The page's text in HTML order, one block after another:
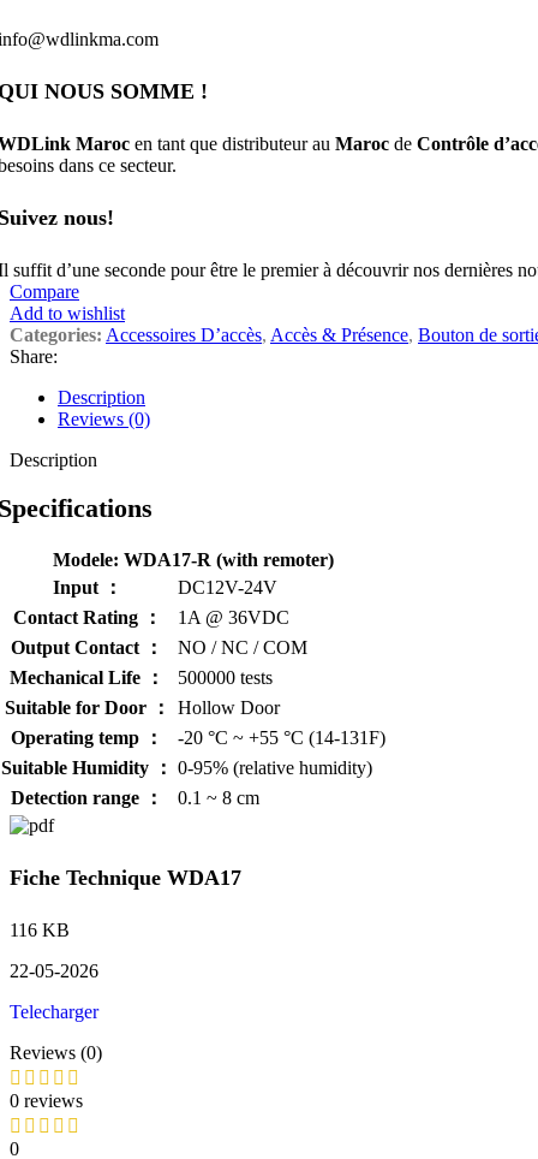
NOUS SOMME !
Maroc en tant que distributeur au Maroc de Contrôle
dans ce secteur.
nous!
suffit d’une seconde pour être le premier à découvrir nos dernières
Compare
Add to wishlist
Categories: Accessoires D’accès, Accès & Présence, Bouton de
Share:
Description
Reviews (0)
Description
Modele: WDA17-R (with remoter)
Input ：
DC12V-24V
Contact Rating ：
1A @ 36VDC
Output Contact ：
NO / NC / COM
Mechanical Life ：
500000 tests
Suitable for Door ：
Hollow Door
Operating temp ：
-20 °C ~ +55 °C (14-131F)
Suitable Humidity ： 0-95% (relative humidity)
Detection range ：
0.1 ~ 8 cm
Fiche Technique WDA17
116 KB
22-05-2026
Telecharger
Reviews (0)
0 reviews
0